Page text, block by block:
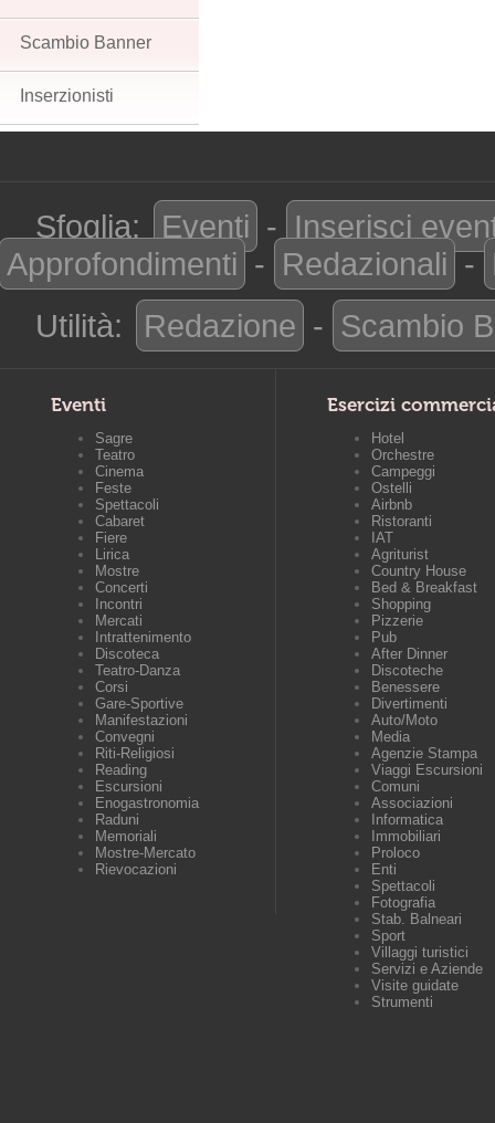
Scambio Banner
Inserzionisti
Sfoglia: Eventi - Inserisci
Approfondimenti - Redazionali -
Utilità:
Redazione - Scambio
Eventi
Sagre
Teatro
Cinema
Feste
Spettacoli
Cabaret
Fiere
Lirica
Mostre
Concerti
Incontri
Mercati
Intrattenimento
Discoteca
Teatro-Danza
Corsi
Gare-Sportive
Manifestazioni
Convegni
Riti-Religiosi
Reading
Escursioni
Enogastronomia
Raduni
Memoriali
Mostre-Mercato
Rievocazioni
Esercizi
Hotel
Orchestre
Campeggi
Ostelli
Airbnb
Ristoranti
IAT
Agriturist
Country House
Bed & Breakfast
Shopping
Pizzerie
Pub
After Dinner
Discoteche
Benessere
Divertimenti
Auto/Moto
Media
Agenzie Stampa
Viaggi Escursioni
Comuni
Associazioni
Informatica
Immobiliari
Proloco
Enti
Spettacoli
Fotografia
Stab. Balneari
Sport
Villaggi turistici
Servizi e Aziende
Visite guidate
Strumenti